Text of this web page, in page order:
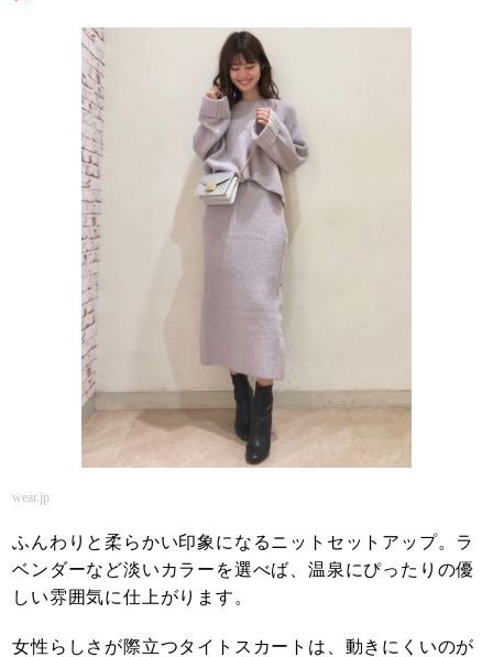
wear.jp
ふんわりと柔らかい印象になるニットセットアップ。ラ
ベンダーなど淡いカラーを選べば、温泉にぴったりの優
しい雰囲気に仕上がります。
女性らしさが際立つタイトスカートは、動きにくいのが